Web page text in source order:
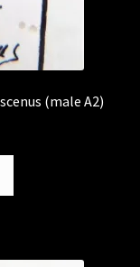
(male A2)